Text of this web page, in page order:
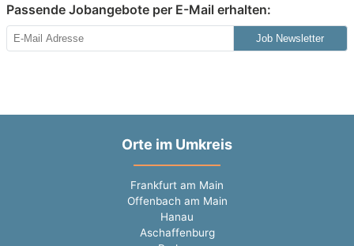
Passende Jobangebote per E-Mail erhalten:
Job Newsletter
Orte im Umkreis
Frankfurt am Main
Offenbach am Main
Hanau
Aschaffenburg